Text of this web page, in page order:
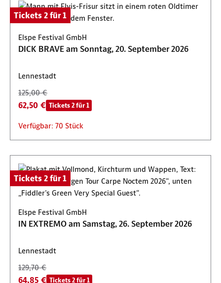
Tickets 2 für 1
Elspe Festival GmbH
DICK BRAVE am Sonntag, 20. September 2026
Lennestadt
125,00 €
62,50 € Tickets 2 für 1
Verfügbar: 70 Stück
Tickets 2 für 1
Elspe Festival GmbH
IN EXTREMO am Samstag, 26. September 2026
Lennestadt
129,70 €
64,85 € Tickets 2 für 1